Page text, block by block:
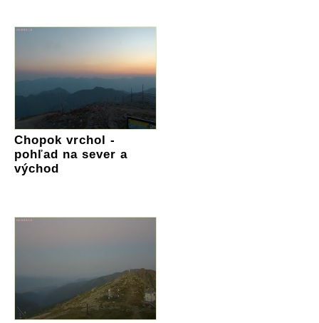
Chopok vrchol -
pohľad na sever a
východ